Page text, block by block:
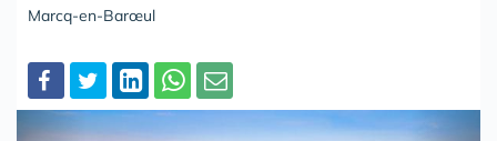
Marcq-en-Barœul
Partager